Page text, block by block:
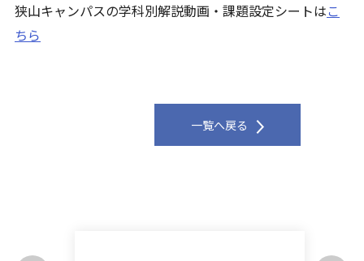
狭山キャンパスの学科別解説動画・課題設定シートはこ
ちら
一覧へ戻る